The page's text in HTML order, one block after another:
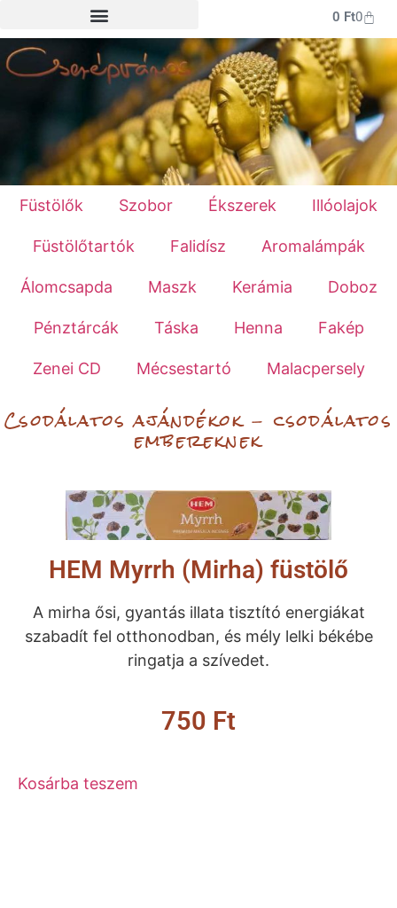
0 Ft0
Füstölők Szobor Ékszerek Illóolajok
Füstölőtartók Falidísz Aromalámpák
Álomcsapda Maszk Kerámia Doboz
Pénztárcák Táska Henna Fakép
Zenei CD Mécsestartó Malacpersely
Csodálatos ajándékok - csodálatos
embereknek
HEM Myrrh (Mirha) füstölő
A mirha ősi, gyantás illata tisztító energiákat
szabadít fel otthonodban, és mély lelki békébe
ringatja a szívedet.
750 Ft
Kosárba teszem